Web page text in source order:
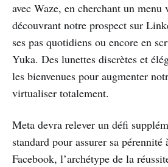
avec Waze, en cherchant un
découvrant notre prospect sur
ses pas quotidiens ou encore en
Yuka. Des lunettes discrètes et
les bienvenues pour augmenter
virtualiser totalement.
Meta devra relever un défi
standard pour assurer sa pérennité
Facebook, l’archétype de la